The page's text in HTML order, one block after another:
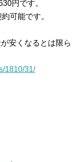
円です。
可能です。
安くなるとは限ら
1810/31/